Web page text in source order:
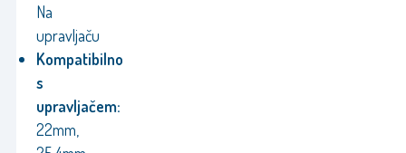
Na
upravljaču
Kompatibilno
s
upravljačem:
22mm,